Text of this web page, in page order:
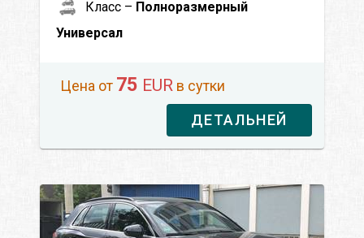
Класс – Полноразмерный
Универсал
Цена от 75 EUR в сутки
ДЕТАЛЬНЕЙ